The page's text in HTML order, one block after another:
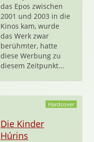
das Epos zwischen
2001 und 2003 in die
Kinos kam, wurde
das Werk zwar
berühmter, hatte
diese Werbung zu
diesem Zeitpunkt...
Hardcover
Die Kinder
Húrins